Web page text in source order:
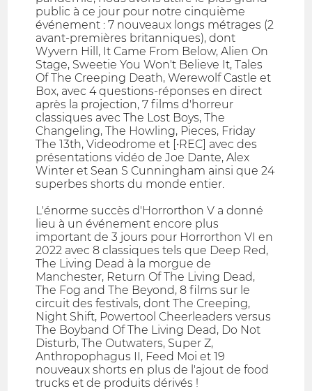
public à ce jour pour notre cinquième
événement : 7 nouveaux longs métrages (2
avant-premières britanniques), dont
Wyvern Hill, It Came From Below, Alien On
Stage, Sweetie You Won't Believe It, Tales
Of The Creeping Death, Werewolf Castle et
Box, avec 4 questions-réponses en direct
après la projection, 7 films d'horreur
classiques avec The Lost Boys, The
Changeling, The Howling, Pieces, Friday
The 13th, Videodrome et [•REC] avec des
présentations vidéo de Joe Dante, Alex
Winter et Sean S Cunningham ainsi que 24
superbes shorts du monde entier.
L'énorme succès d'Horrorthon V a donné
lieu à un événement encore plus
important de 3 jours pour Horrorthon VI en
2022 avec 8 classiques tels que Deep Red,
The Living Dead à la morgue de
Manchester, Return Of The Living Dead,
The Fog and The Beyond, 8 films sur le
circuit des festivals, dont The Creeping,
Night Shift, Powertool Cheerleaders versus
The Boyband Of The Living Dead, Do Not
Disturb, The Outwaters, Super Z,
Anthropophagus II, Feed Moi et 19
nouveaux shorts en plus de l'ajout de food
trucks et de produits dérivés !